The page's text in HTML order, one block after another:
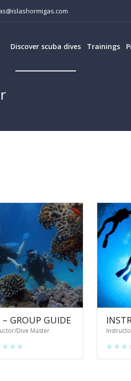
Discover scuba dives Trainings
– GROUP GUIDE
Dive Master